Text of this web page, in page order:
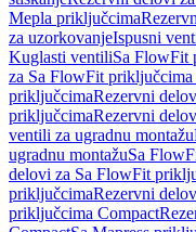
Mepla priključcima
za uzorkovanjeIspusni
Kuglasti ventiliSa FlowFit
za Sa FlowFit priključcima
priključcimaRezervni
priključcimaRezervni
ventili za ugradnu montažu
ugradnu montažuSa
delovi za Sa FlowFit
priključcimaRezervni
priključcima Compact